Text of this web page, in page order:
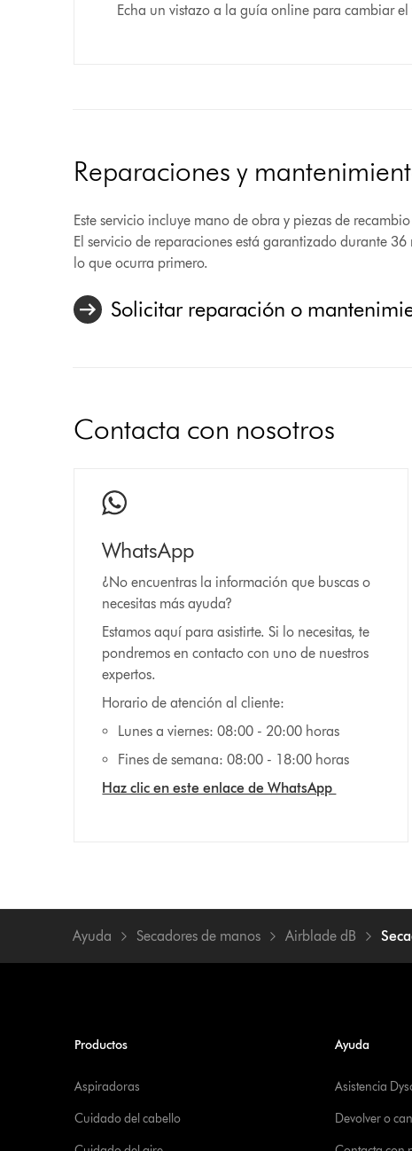
Echa un vistazo a la guía online para cambiar
Reparaciones y
Este servicio incluye mano de obra y piezas de
El servicio de reparaciones está garantizado durante
lo que ocurra primero.
Solicitar reparación o
Contacta con nosotros
WhatsApp
¿No encuentras la información que buscas o
necesitas más ayuda?
Estamos aquí para asistirte. Si lo necesitas, te
pondremos en contacto con uno de nuestros
expertos.
Horario de atención al cliente:
Lunes a viernes: 08:00 - 20:00 horas
Fines de semana: 08:00 - 18:00 horas
Haz clic en este enlace de WhatsApp
Ayuda Secadores de manos Airblade dB
Productos
Aspiradoras
Cuidado del cabello
Ayuda
Asistencia
Devolver o